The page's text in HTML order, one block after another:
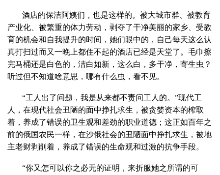
酒店的保洁阿姨们，也是这样的。被大城市群、被教育
产业化、被繁重的体力劳动，剥夺了干净美丽的家乡、受教
育的机会和自我提升的时间，她们眼中的，自己每天这么认
真打扫过而又一晚上都住不起的酒店已经是天堂了。毛巾擦
完马桶还是白色的，洁白如新，这么白，多干净，寄生虫？
听过但不知道啥意思，哪有什么虫，看不见。
“工人出了问题，我是从来都不责问工人的。”现代工
人，在现代社会丑陋的面中挣扎求生，被贪婪资本的榨取
着，养成了错误的卫生观和差劲的职业道德；这正如百年之
前的俄国农民一样，在沙俄社会的丑陋面中挣扎求生，被地
主老财剥削着，养成了错误的生命观和过激的抗争手段。
“你又怎可以你之必无的证明，来折服她之所谓的可